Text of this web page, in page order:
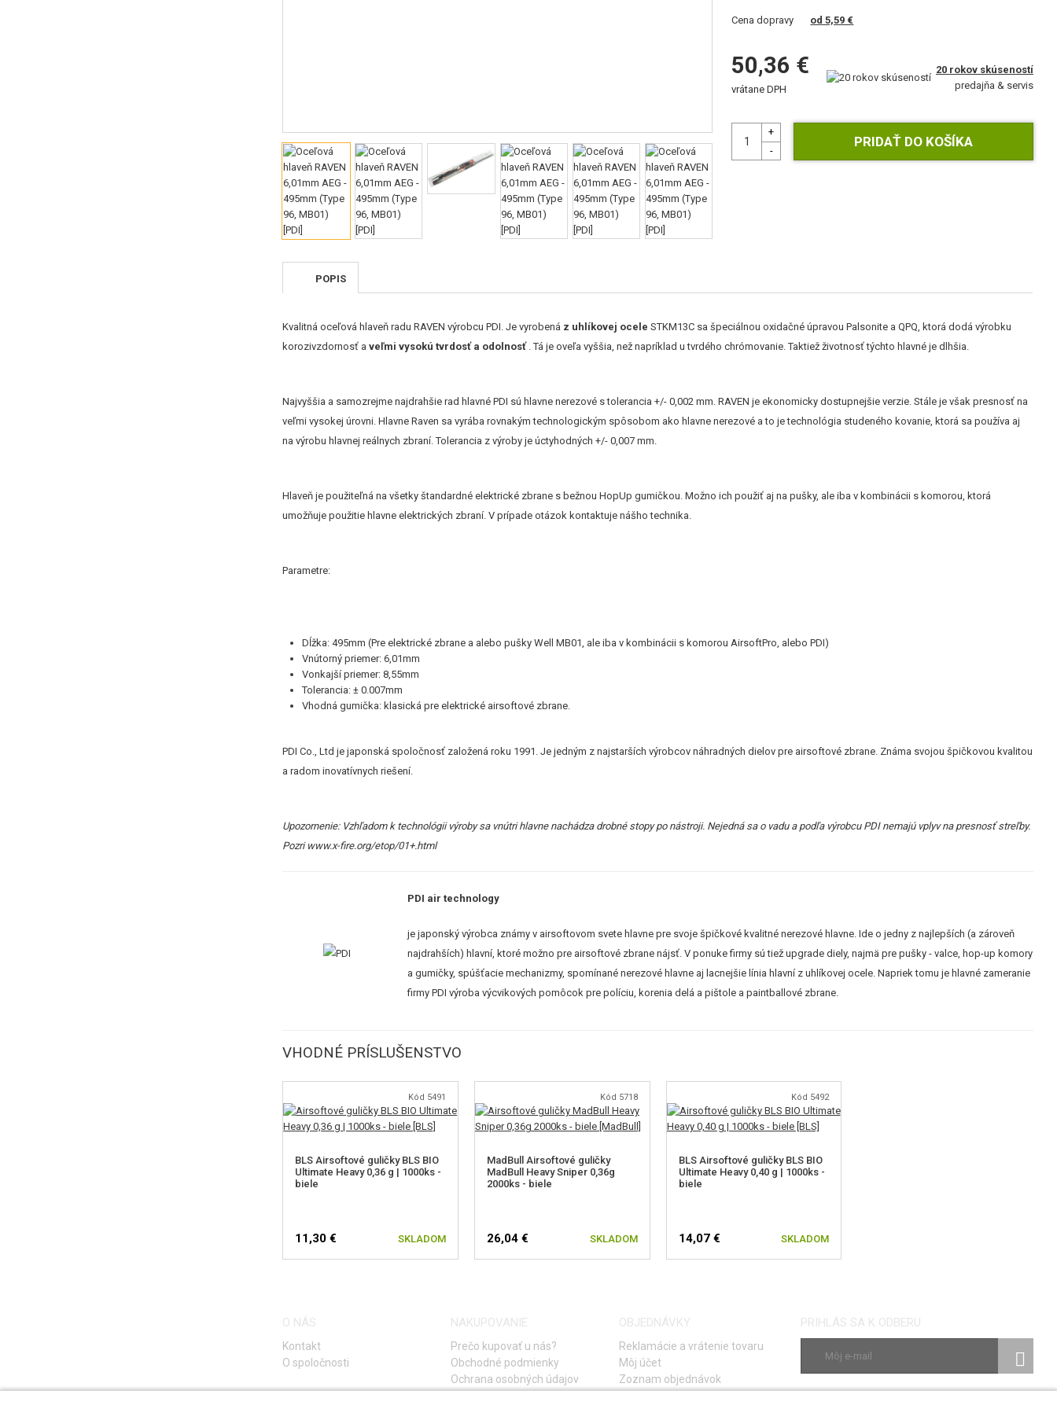
Cena dopravy od 5,59 €
50,36 €
vrátane DPH
20 rokov skúseností
predajňa & servis
POPIS
Kvalitná oceľová hlaveň radu RAVEN výrobcu PDI. Je vyrobená z uhlíkovej oceleSTKM13C sa špeciálnou oxidačné úpravou Palsonite a QPQ, ktorá dodá výrobku
korozivzdornosť aveľmi vysokú tvrdosť a odolnosť . Tá je oveľa vyššia, než napríklad u tvrdého chrómovanie. Taktiež životnosť týchto hlavné je dlhšia.
Najvyššia a samozrejme najdrahšie rad hlavné PDI sú hlavne nerezové s tolerancia +/- 0,002 mm. RAVEN je ekonomicky dostupnejšie verzie. Stále je však presnosť na
veľmi vysokej úrovni. Hlavne Raven sa vyrába rovnakým technologickým spôsobom ako hlavne nerezové a to je technológia studeného kovanie, ktorá sa používa aj
na výrobu hlavnej reálnych zbraní. Tolerancia z výroby je úctyhodných +/- 0,007 mm.
Hlaveň je použiteľná na všetky štandardné elektrické zbrane s bežnou HopUp gumičkou. Možno ich použiť aj na pušky, ale iba v kombinácii s komorou, ktorá
umožňuje použitie hlavne elektrických zbraní. V prípade otázok kontaktuje nášho technika.
Parametre:
Dĺžka: 495mm (Pre elektrické zbrane a alebo pušky Well MB01, ale iba v kombinácii s komorou AirsoftPro, alebo PDI)
Vnútorný priemer: 6,01mm
Vonkajší priemer: 8,55mm
Tolerancia: ± 0.007mm
Vhodná gumička: klasická pre elektrické airsoftové zbrane.
PDI Co., Ltd je japonská spoločnosť založená roku 1991. Je jedným z najstarších výrobcov náhradných dielov pre airsoftové zbrane. Známa svojou špičkovou kvalitou
a radom inovatívnych riešení.
Upozornenie: Vzhľadom k technológii výroby sa vnútri hlavne nachádza drobné stopy po nástroji. Nejedná sa o vadu a podľa výrobcu PDI nemajú vplyv na presnosť streľby.
Pozri www.x-fire.org/etop/01+.html
PDI air technology
je japonský výrobca známy v airsoftovom svete hlavne pre svoje špičkové kvalitné nerezové hlavne. Ide o jedny z najlepších (a zároveň
najdrahších) hlavní, ktoré možno pre airsoftové zbrane nájsť. V ponuke firmy sú tiež upgrade diely, najmä pre pušky - valce, hop-up komory
a gumičky, spúšťacie mechanizmy, spomínané nerezové hlavne aj lacnejšie línia hlavní z uhlíkovej ocele. Napriek tomu je hlavné zameranie
firmy PDI výroba výcvikových pomôcok pre políciu, korenia delá a pištole a paintballové zbrane.
VHODNÉ PRÍSLUŠENSTVO
Kód 5491
BLS Airsoftové guličky BLS BIO
Ultimate Heavy 0,36 g | 1000ks -
biele
11,30 € SKLADOM
Kód 5718
MadBull Airsoftové guličky
MadBull Heavy Sniper 0,36g
2000ks - biele
26,04 € SKLADOM
Kód 5492
BLS Airsoftové guličky BLS BIO
Ultimate Heavy 0,40 g | 1000ks -
biele
14,07 € SKLADOM
O NÁS
Kontakt
O spoločnosti
NAKUPOVANIE
Prečo kupovať u nás?
Obchodné podmienky
Ochrana osobných údajov
OBJEDNÁVKY
Reklamácie a vrátenie tovaru
Môj účet
Zoznam objednávok
PRIHLÁS SA K ODBERU